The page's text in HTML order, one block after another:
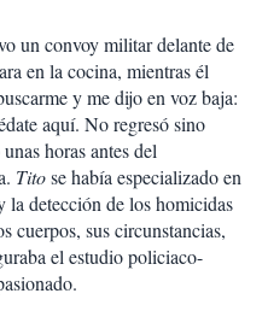
un convoy militar delante de
en la cocina, mientras él
y me dijo en voz baja:
aquí. No regresó sino
horas antes del
Titose había especializado en
la detección de los homicidas
cuerpos, sus circunstancias,
el estudio policiaco-